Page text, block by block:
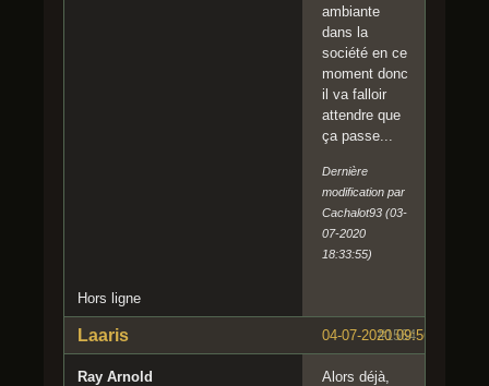
ambiante
dans la
société en ce
moment donc
il va falloir
attendre que
ça passe...
Dernière
modification par
Cachalot93 (03-
07-2020
18:33:55)
Hors ligne
#1564
04-07-2020 09:56:26
Laaris
Ray Arnold
Alors déjà,